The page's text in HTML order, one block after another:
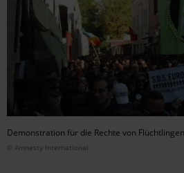
Demonstration für die Rechte von
© Amnesty International